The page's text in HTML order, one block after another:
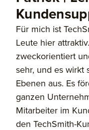
Für mich ist
Leute hier
zweckorientiert
sehr, und es wirkt
Ebenen aus. Es
ganzen
Mitarbeiter im
den TechSmith-